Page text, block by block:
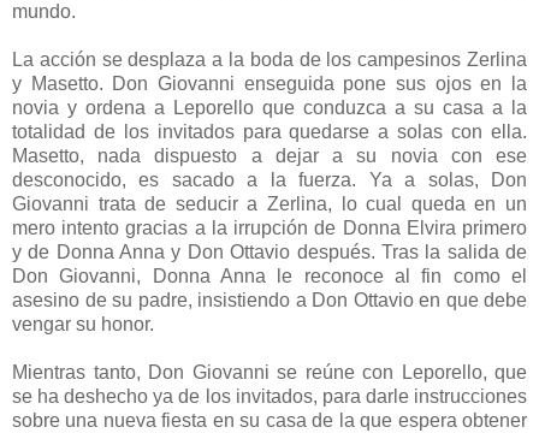
mundo.
La acción se desplaza a la boda de los campesinos Zerlina
y Masetto. Don Giovanni enseguida pone sus ojos en la
novia y ordena a Leporello que conduzca a su casa a la
totalidad de los invitados para quedarse a solas con ella.
Masetto, nada dispuesto a dejar a su novia con ese
desconocido, es sacado a la fuerza. Ya a solas, Don
Giovanni trata de seducir a Zerlina, lo cual queda en un
mero intento gracias a la irrupción de Donna Elvira primero
y de Donna Anna y Don Ottavio después. Tras la salida de
Don Giovanni, Donna Anna le reconoce al fin como el
asesino de su padre, insistiendo a Don Ottavio en que debe
vengar su honor.
Mientras tanto, Don Giovanni se reúne con Leporello, que
se ha deshecho ya de los invitados, para darle instrucciones
sobre una nueva fiesta en su casa de la que espera obtener